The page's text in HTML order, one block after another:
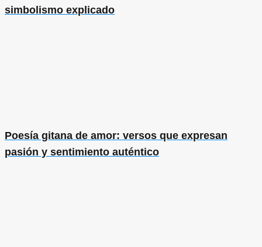
simbolismo explicado
Poesía gitana de amor: versos que expresan
pasión y sentimiento auténtico